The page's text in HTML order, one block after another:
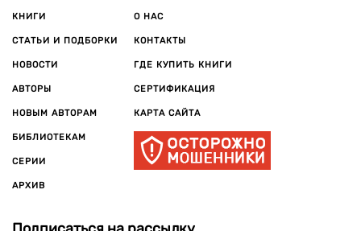
чувствуется дыхание прошлого и глубокие мысли великих
событий и эмоций, которые до сих пор волнуют и
вдохновляют читателей.
Откройте для себя
интересные книги классиков
издания подойдут как для ценителей, так и для тех, кто
только начинает знакомство с литературным наследием. На
художественную литературу
– от проверенной классики до редких и особенных книг,
которые станут настоящей находкой в вашей библиотеке.
КНИГИ
СТАТЬИ И ПОДБОРКИ
НОВОСТИ
АВТОРЫ
НОВЫМ АВТОРАМ
БИБЛИОТЕКАМ
СЕРИИ
АРХИВ
О НАС
КОНТАКТЫ
ГДЕ КУПИТЬ КНИГИ
СЕРТИФИКАЦИЯ
КАРТА САЙТА